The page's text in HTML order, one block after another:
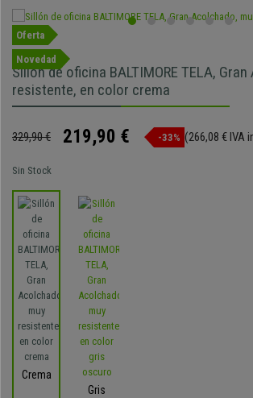
Oferta
Novedad
Sillón de oficina BALTIMORE TELA,
resistente, en color crema
329,90 € 219,90 € -33% (266,08 € IVA
Sin Stock
Crema
Gris